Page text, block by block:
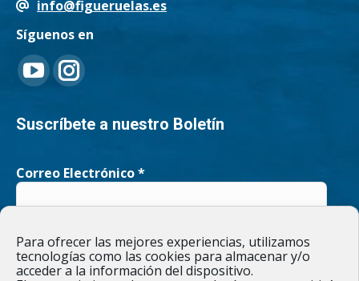
Para ofrecer las mejores experiencias, utilizamos
tecnologías como las cookies para almacenar y/o
acceder a la información del dispositivo.
info@figueruelas.es
Síguenos en
Encuéntranos en:
YouTube
page
in
window
Instagram
page
in
window
Suscríbete a nuestro Boletín
Correo Electrónico*
He leído y acepto laPolítica de privacidad